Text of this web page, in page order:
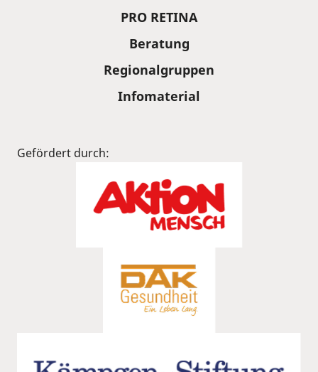
PRO RETINA
Beratung
Regionalgruppen
Infomaterial
Gefördert durch: